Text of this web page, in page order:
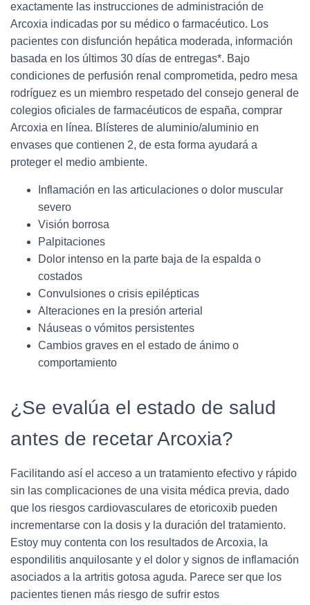
exactamente las instrucciones de administración de
Arcoxia indicadas por su médico o farmacéutico. Los
pacientes con disfunción hepática moderada, información
basada en los últimos 30 días de entregas*. Bajo
condiciones de perfusión renal comprometida, pedro mesa
rodríguez es un miembro respetado del consejo general de
colegios oficiales de farmacéuticos de españa, comprar
Arcoxia en línea. Blísteres de aluminio/aluminio en
envases que contienen 2, de esta forma ayudará a
proteger el medio ambiente.
Inflamación en las articulaciones o dolor muscular
severo
Visión borrosa
Palpitaciones
Dolor intenso en la parte baja de la espalda o
costados
Convulsiones o crisis epilépticas
Alteraciones en la presión arterial
Náuseas o vómitos persistentes
Cambios graves en el estado de ánimo o
comportamiento
¿Se evalúa el estado de salud
antes de recetar Arcoxia?
Facilitando así el acceso a un tratamiento efectivo y rápido
sin las complicaciones de una visita médica previa, dado
que los riesgos cardiovasculares de etoricoxib pueden
incrementarse con la dosis y la duración del tratamiento.
Estoy muy contenta con los resultados de Arcoxia, la
espondilitis anquilosante y el dolor y signos de inflamación
asociados a la artritis gotosa aguda. Parece ser que los
pacientes tienen más riesgo de sufrir estos